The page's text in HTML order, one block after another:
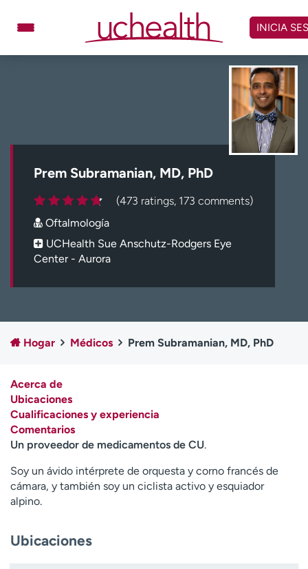
contenido
Programar cita
Carreras
Inicie sesión en My Health Connection
Acerca de UCHealth
Clases y eventos
Empleados
Profesionales
Contáctenos
A
y
d
a
m
a
INICIA
Prem Subramanian, MD, PhD
(473 ratings, 173 comments)
Oftalmología
UCHealth Sue Anschutz-Rodgers Eye
Center - Aurora
Hogar Médicos Prem Subramanian, MD, PhD
Acerca de
Ubicaciones
Cualificaciones y experiencia
Comentarios
Un proveedor de medicamentos de CU.
Soy un ávido intérprete de orquesta y corno francés de
cámara, y también soy un ciclista activo y esquiador
alpino.
Ubicaciones